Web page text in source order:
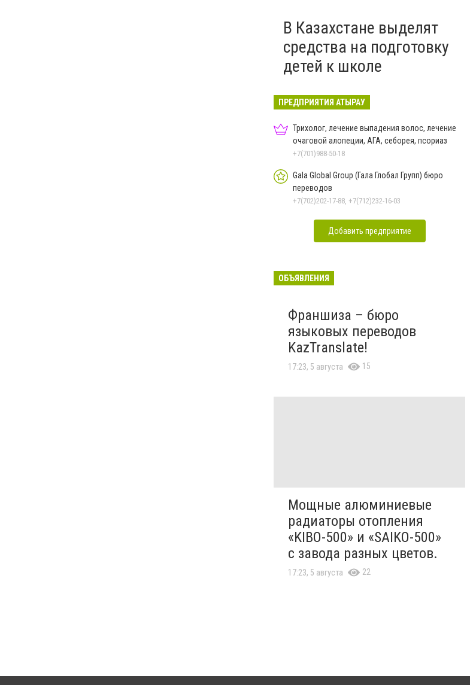
В Казахстане выделят
средства на подготовку
детей к школе
ПРЕДПРИЯТИЯ АТЫРАУ
Трихолог, лечение выпадения волос, лечение
очаговой алопеции, АГА, себорея, псориаз
+7(701)988-50-18
Gala Global Group (Гала Глобал Групп) бюро
переводов
+7(702)202-17-88, +7(712)232-16-03
Добавить предприятие
ОБЪЯВЛЕНИЯ
Франшиза – бюро
языковых переводов
KazTranslate!
17:23, 5 августа 15
Мощные алюминиевые
радиаторы отопления
«KIBO-500» и «SAIKO-500»
с завода разных цветов.
17:23, 5 августа 22